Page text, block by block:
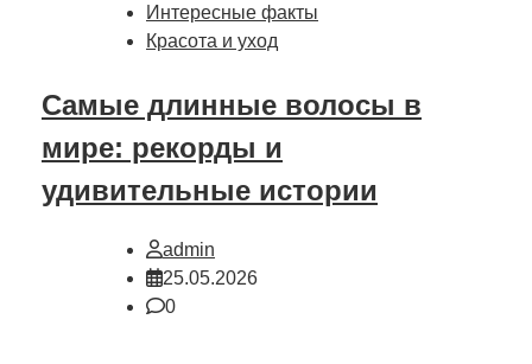
Интересные факты
Красота и уход
Самые длинные волосы в
мире: рекорды и
удивительные истории
admin
25.05.2026
0